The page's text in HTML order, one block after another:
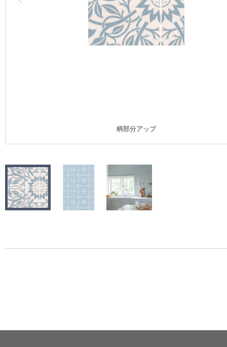
モデルハウス
新築戸建・マンション
#リリカラのある暮らし
大阪ショールーム
柄部分アップ